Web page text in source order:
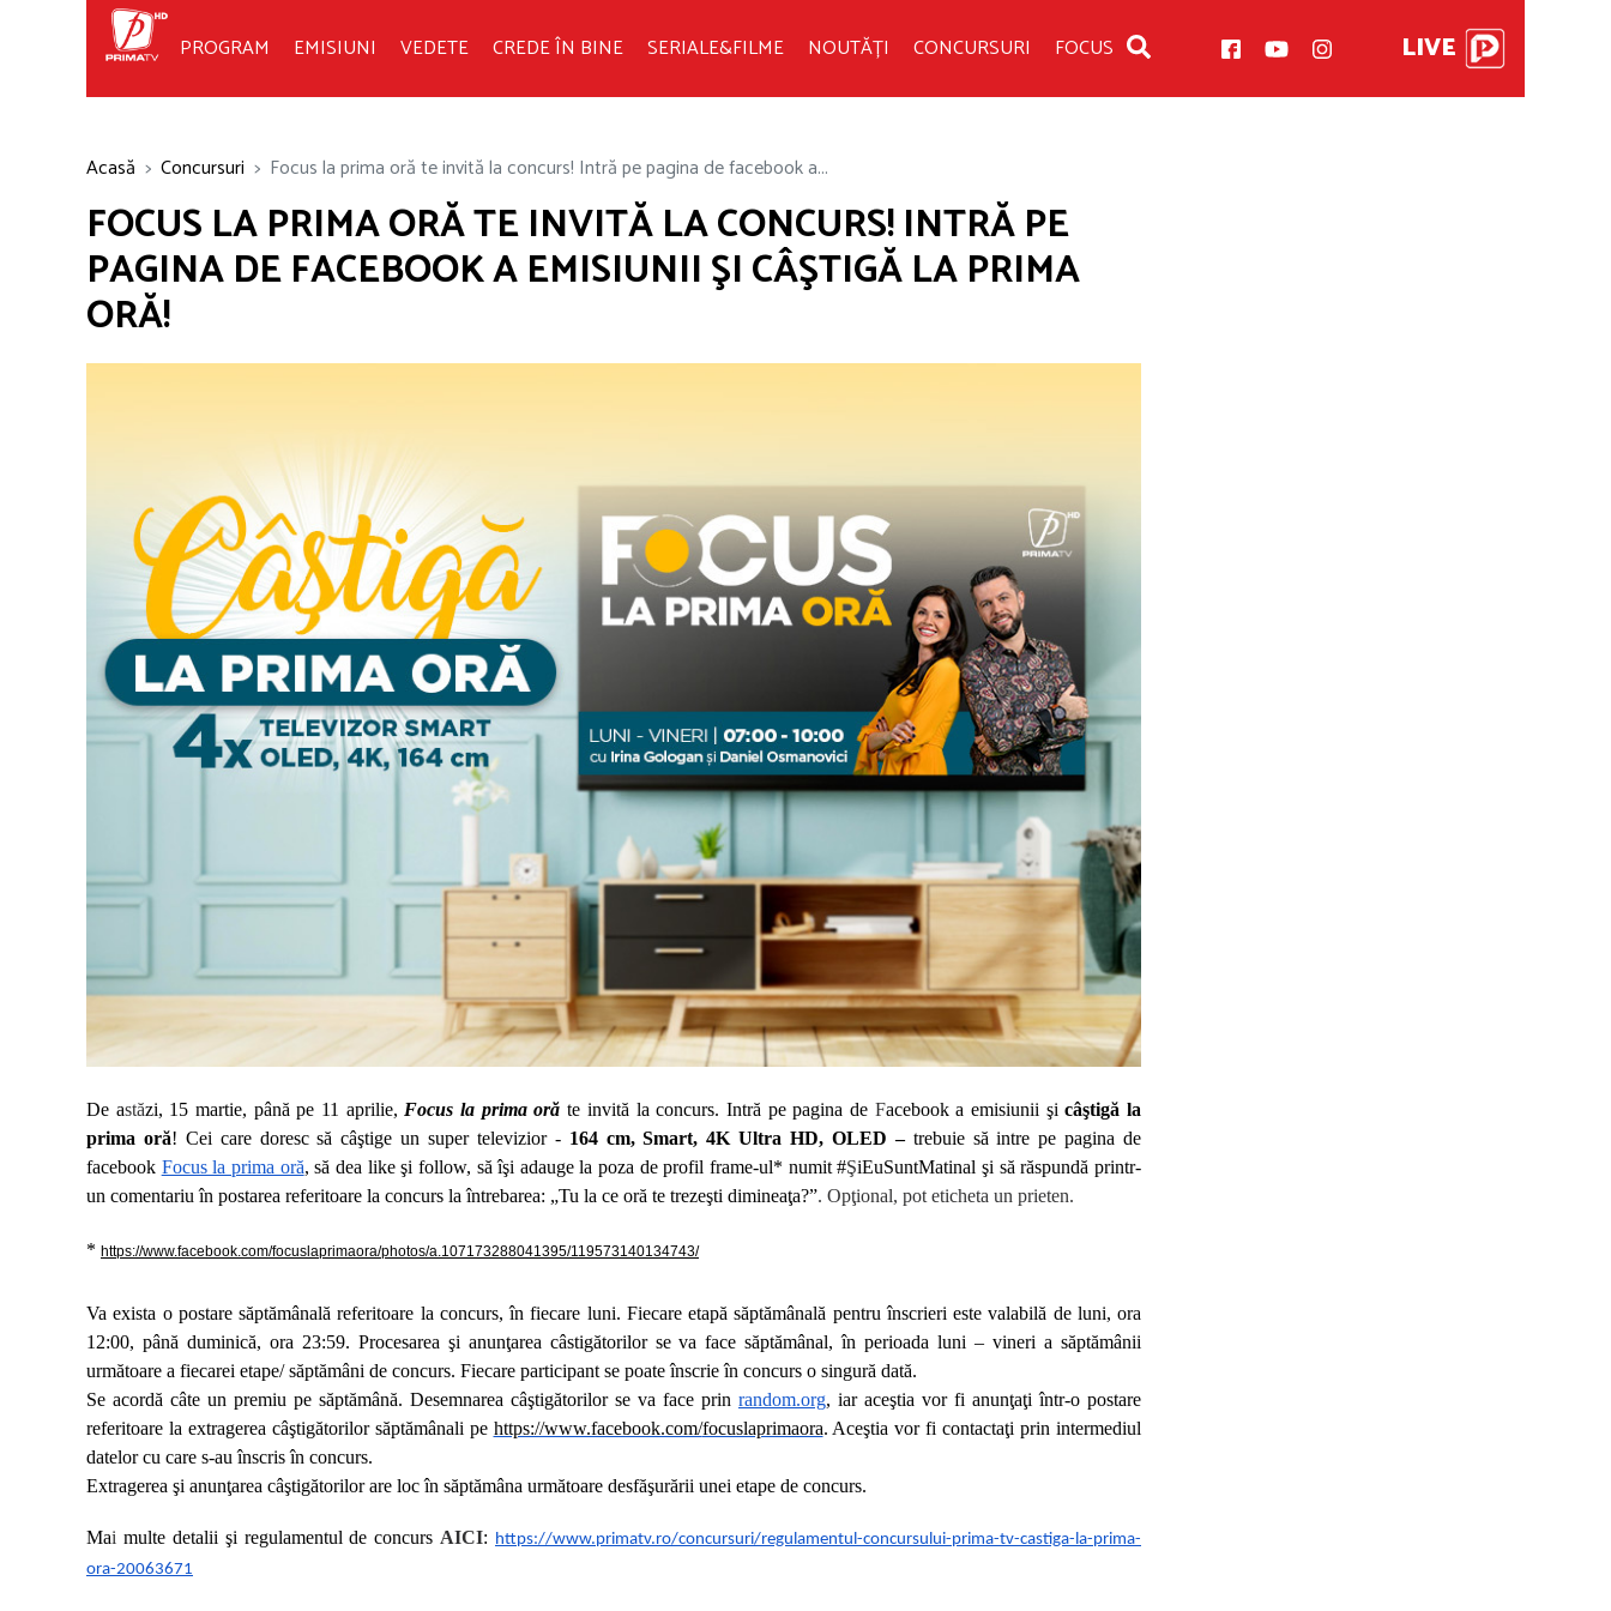
LIVE
PROGRAM EMISIUNI VEDETE CREDE ÎN BINE SERIALE&FILME NOUTĂȚI CONCURSURI FOCUS
Acasă Concursuri Focus la prima oră te invită la concurs! Intră pe pagina de facebook a...
FOCUS LA PRIMA ORĂ TE INVITĂ LA CONCURS! INTRĂ PE
PAGINA DE FACEBOOK A EMISIUNII ŞI CÂŞTIGĂ LA PRIMA
ORĂ!
De astăzi, 15 martie, până pe 11 aprilie, Focus la prima oră te invită la concurs. Intră pe pagina de Facebook a emisiunii şicâştigă la
prima oră! Cei care doresc să câştige un super televizior - 164 cm, Smart, 4K Ultra HD, OLED – trebuie să intre pe pagina de
facebook Focus la prima oră, să dea like şi follow, să îşi adauge la poza de profil frame-ul* numit #ŞiEuSuntMatinal şi să răspundă printr-
un comentariu în postarea referitoare la concurs la întrebarea: „Tu la ce oră te trezeşti dimineaţa?”. Opţional, pot eticheta un prieten.
* https://www.facebook.com/focuslaprimaora/photos/a.107173288041395/119573140134743/
Va exista o postare săptămânală referitoare la concurs, în fiecare luni. Fiecare etapă săptămânală pentru înscrieri este valabilă de luni, ora
12:00, până duminică, ora 23:59. Procesarea şi anunţarea câstigătorilor se va face săptămânal, în perioada luni – vineri a săptămânii
următoare a fiecarei etape/ săptămâni de concurs. Fiecare participant se poate înscrie în concurs o singură dată.
Se acordă câte un premiu pe săptămână. Desemnarea câştigătorilor se va face prin random.org, iar aceştia vor fi anunţaţi într-o postare
referitoare la extragerea câştigătorilor săptămânali pe https://www.facebook.com/focuslaprimaora. Aceştia vor fi contactaţi prin intermediul
datelor cu care s-au înscris în concurs.
Extragerea şi anunţarea câştigătorilor are loc în săptămâna următoare desfăşurării unei etape de concurs.
Mai multe detalii şi regulamentul de concurs AICI: https://www.primatv.ro/concursuri/regulamentul-concursului-prima-tv-castiga- la-prima-
ora-20063671